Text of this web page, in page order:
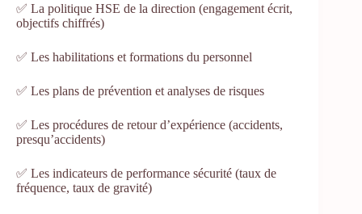
✅ La politique HSE de la direction (engagement écrit,
objectifs chiffrés)
✅ Les habilitations et formations du personnel
✅ Les plans de prévention et analyses de risques
✅ Les procédures de retour d’expérience (accidents,
presqu’accidents)
✅ Les indicateurs de performance sécurité (taux de
fréquence, taux de gravité)